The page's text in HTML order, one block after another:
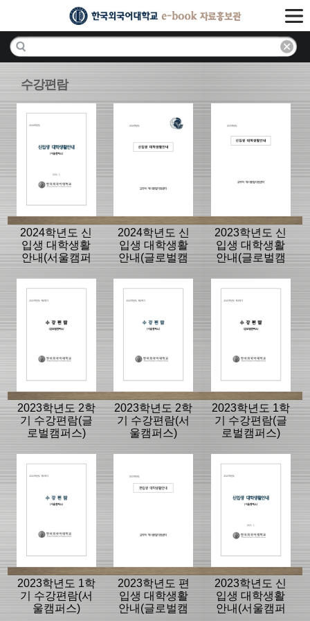
수강편람
2024학년도 신
입생 대학생활
안내(서울캠퍼
2024학년도 신
입생 대학생활
안내(글로벌캠
2023학년도 신
입생 대학생활
안내(글로벌캠
2023학년도 2학
기 수강편람(글
로벌캠퍼스)
2023학년도 2학
기 수강편람(서
울캠퍼스)
2023학년도 1학
기 수강편람(글
로벌캠퍼스)
2023학년도 1학
기 수강편람(서
울캠퍼스)
2023학년도 편
입생 대학생활
안내(글로벌캠
2023학년도 신
입생 대학생활
안내(서울캠퍼